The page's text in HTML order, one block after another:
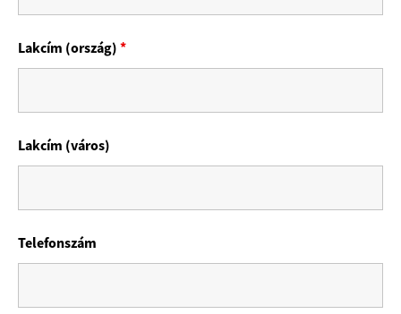
Lakcím (ország)*
Lakcím (város)
Telefonszám